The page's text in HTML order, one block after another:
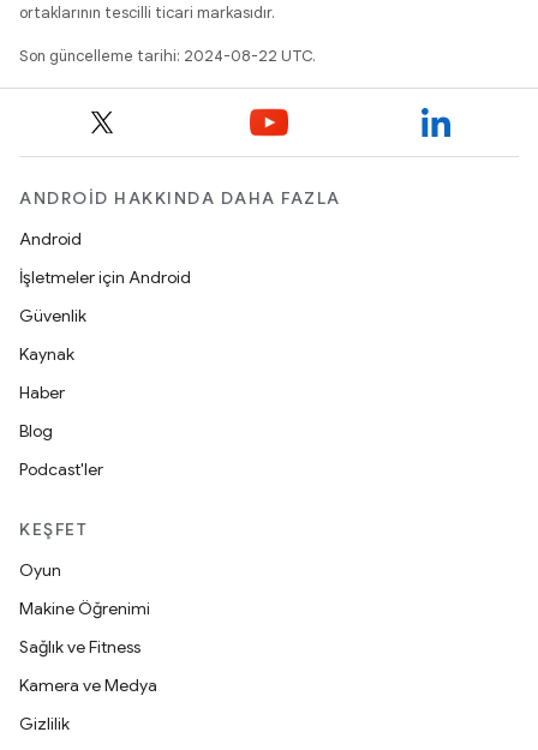
ortaklarının tescilli ticari markasıdır.
Son güncelleme tarihi: 2024-08-22 UTC.
ANDROID HAKKINDA DAHA FAZLA
Android
İşletmeler için Android
Güvenlik
Kaynak
Haber
Blog
Podcast'ler
KEŞFET
Oyun
Makine Öğrenimi
Sağlık ve Fitness
Kamera ve Medya
Gizlilik